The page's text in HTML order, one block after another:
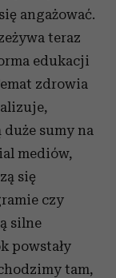
angażować.
teraz
edukacji
zdrowia
sumy na
mediów,
się
czy
silne
powstały
tam,